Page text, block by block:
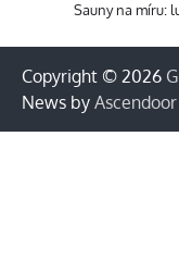
Sauny na míru:
Copyright © 2026
News by Ascendoor